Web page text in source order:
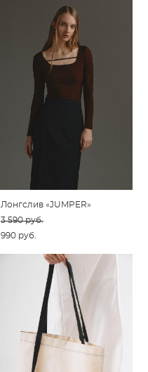
Лонгслив «JUMPER»
3 590 pуб.
990 pуб.